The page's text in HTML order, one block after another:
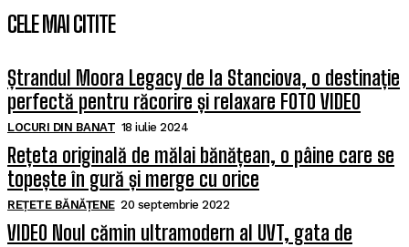
CELE MAI CITITE
Ștrandul Moora Legacy de la Stanciova, o destinație
perfectă pentru răcorire și relaxare FOTO VIDEO
LOCURI DIN BANAT 18 iulie 2024
Rețeta originală de mălai bănățean, o pâine care se
topește în gură și merge cu orice
REȚETE BĂNĂȚENE 20 septembrie 2022
VIDEO Noul cămin ultramodern al UVT, gata de